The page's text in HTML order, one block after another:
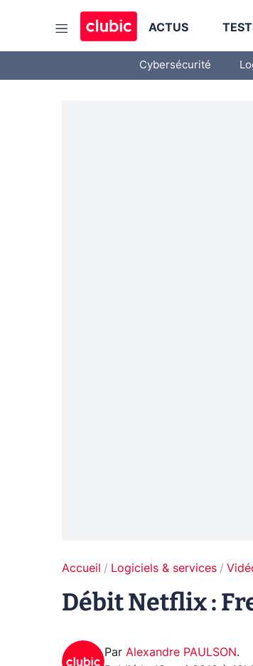
ACTUS
Cybersécurité
Accueil Logiciels & services
Débit Netflix :
Par Alexandre PAULSON.